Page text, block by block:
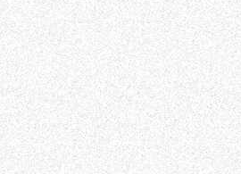
数字で見るCCC